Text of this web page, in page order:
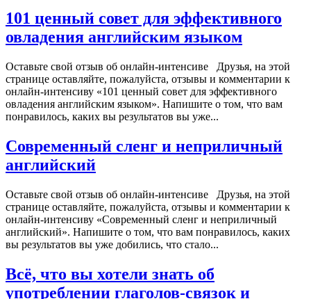
101 ценный совет для эффективного
овладения английским языком
Оставьте свой отзыв об онлайн-интенсиве Друзья, на этой
странице оставляйте, пожалуйста, отзывы и комментарии к
онлайн-интенсиву «101 ценный совет для эффективного
овладения английским языком». Напишите о том, что вам
понравилось, каких вы результатов вы уже...
Современный сленг и неприличный
английский
Оставьте свой отзыв об онлайн-интенсиве Друзья, на этой
странице оставляйте, пожалуйста, отзывы и комментарии к
онлайн-интенсиву «Современный сленг и неприличный
английский». Напишите о том, что вам понравилось, каких
вы результатов вы уже добились, что стало...
Всё, что вы хотели знать об
употреблении глаголов-связок и